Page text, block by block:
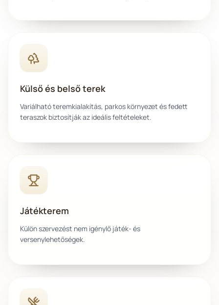
Külső és belső terek
Variálható teremkialakítás, parkos környezet és fedett
teraszok biztosítják az ideális feltételeket.
Játékterem
Külön szervezést nem igénylő játék- és
versenylehetőségek.